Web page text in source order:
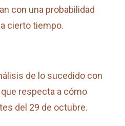
con una probabilidad
cierto tiempo.
de lo sucedido con
que respecta a cómo
del 29 de octubre.